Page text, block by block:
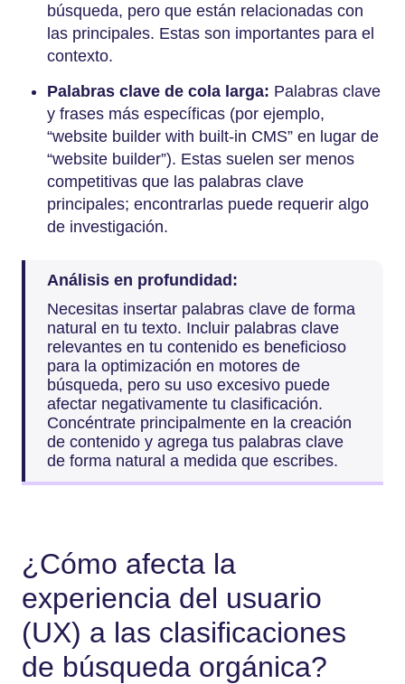
búsqueda, pero que están relacionadas con
las principales. Estas son importantes para el
contexto.
Palabras clave de cola larga: Palabras clave
y frases más específicas (por ejemplo,
“website builder with built-in CMS” en lugar de
“website builder”). Estas suelen ser menos
competitivas que las palabras clave
principales; encontrarlas puede requerir algo
de investigación.
Análisis en profundidad:
Necesitas insertar palabras clave de forma
natural en tu texto. Incluir palabras clave
relevantes en tu contenido es beneficioso
para la optimización en motores de
búsqueda, pero su uso excesivo puede
afectar negativamente tu clasificación.
Concéntrate principalmente en la creación
de contenido y agrega tus palabras clave
de forma natural a medida que escribes.
¿Cómo afecta la
experiencia del usuario
(UX) a las clasificaciones
de búsqueda orgánica?